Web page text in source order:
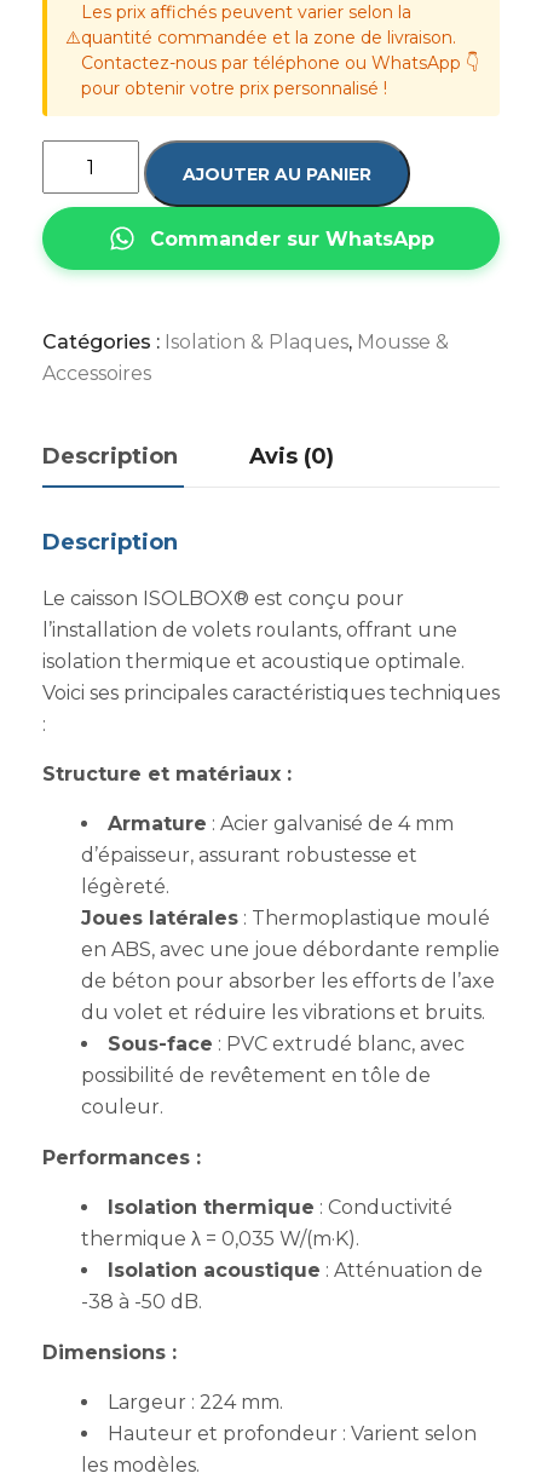
⚠️
Les prix affichés peuvent varier selon la
quantité commandée et la zone de livraison.
Contactez-nous par téléphone ou WhatsApp 👇
pour obtenir votre prix personnalisé !
AJOUTER AU PANIER
Commander sur WhatsApp
Catégories : Isolation & Plaques, Mousse &
Accessoires
Description Avis (0)
Description
Le caisson ISOLBOX® est conçu pour
l’installation de volets roulants, offrant une
isolation thermique et acoustique optimale.
Voici ses principales caractéristiques techniques
:
Structure et matériaux :
Armature : Acier galvanisé de 4 mm
d’épaisseur, assurant robustesse et
légèreté.
Joues latérales : Thermoplastique moulé
en ABS, avec une joue débordante remplie
de béton pour absorber les efforts de l’axe
du volet et réduire les vibrations et bruits.
Sous-face : PVC extrudé blanc, avec
possibilité de revêtement en tôle de
couleur.
Performances :
Isolation thermique : Conductivité
thermique λ = 0,035 W/(m·K).
Isolation acoustique : Atténuation de
-38 à -50 dB.
Dimensions :
Largeur : 224 mm.
Hauteur et profondeur : Varient selon
les modèles.